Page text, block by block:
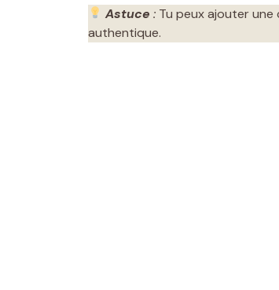
Astuce: Tu peux ajouter une
authentique.